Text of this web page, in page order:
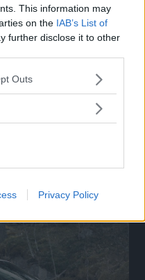
This information may
on the IAB’s List of
further disclose it to other
one or more Google
You may click to
in below Google
Outs
Privacy Policy
och Mazda CX-5.